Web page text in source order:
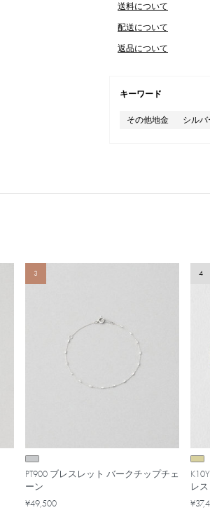
送料について
配送について
返品について
キーワード
その他地金 シル
3
PT900 ブレスレット バークチップチェ
ーン
¥49,500
4
レ